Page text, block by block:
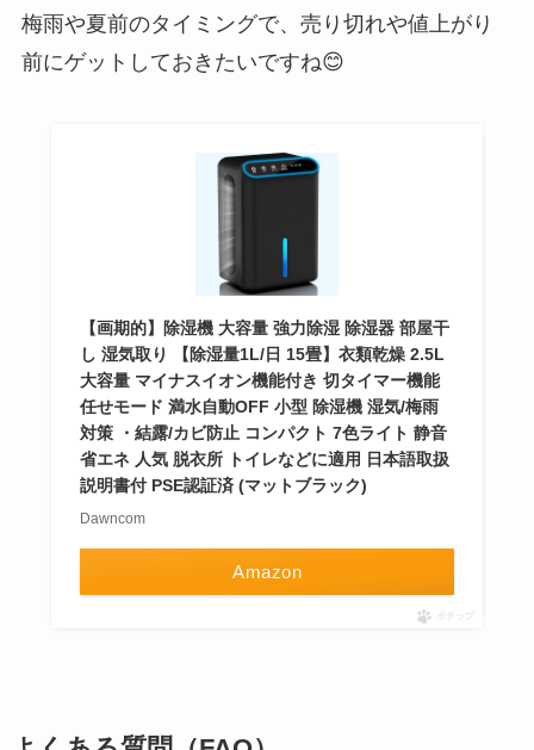
梅雨や夏前のタイミングで、売り切れや値上がり
前にゲットしておきたいですね😊
【画期的】除湿機 大容量 強力除湿 除湿器 部屋干
し 湿気取り 【除湿量1L/日 15畳】衣類乾燥 2.5L
大容量 マイナスイオン機能付き 切タイマー機能
任せモード 満水自動OFF 小型 除湿機 湿気/梅雨
対策 ・結露/カビ防止 コンパクト 7色ライト 静音
省エネ 人気 脱衣所 トイレなどに適用 日本語取扱
説明書付 PSE認証済 (マットブラック)
Dawncom
Amazon
ポチップ